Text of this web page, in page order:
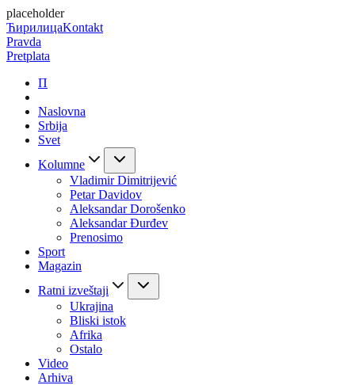
placeholder
ЋирилицаKontakt
Pravda
Pretplata
П
Naslovna
Srbija
Svet
Kolumne
Vladimir Dimitrijević
Petar Davidov
Aleksandar Dorošenko
Aleksandar Đurđev
Prenosimo
Sport
Magazin
Ratni izveštaji
Ukrajina
Bliski istok
Afrika
Ostalo
Video
Arhiva